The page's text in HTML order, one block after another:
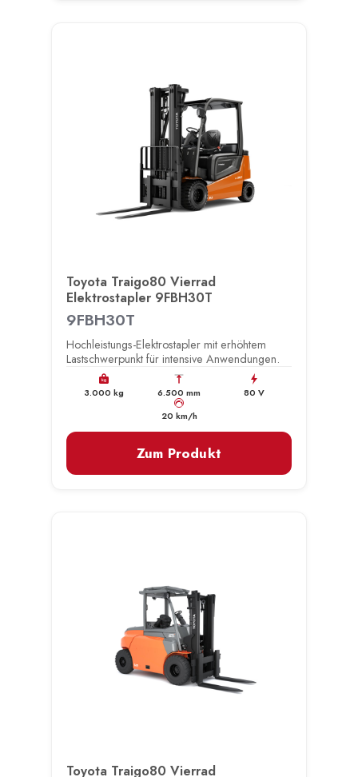
Toyota Traigo80 Vierrad
Elektrostapler 9FBH30T
9FBH30T
Hochleistungs-Elektrostapler mit erhöhtem
Lastschwerpunkt für intensive Anwendungen.
kg
3.000 kg 6.500 mm 80 V
km/h
20 km/h
Zum Produkt
Toyota Traigo80 Vierrad